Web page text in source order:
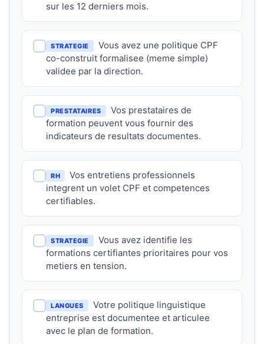
sur les 12 derniers mois.
STRATEGIE
Vous avez une politique CPF
co-construit formalisee (meme simple)
validee par la direction.
PRESTATAIRES
Vos prestataires de
formation peuvent vous fournir des
indicateurs de resultats documentes.
RH
Vos entretiens professionnels
integrent un volet CPF et competences
certifiables.
STRATEGIE
Vous avez identifie les
formations certifiantes prioritaires pour vos
metiers en tension.
LANGUES
Votre politique linguistique
entreprise est documentee et articulee
avec le plan de formation.